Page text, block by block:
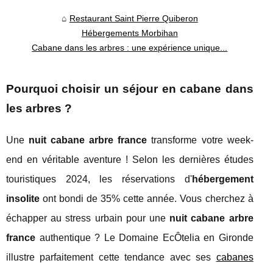
Restaurant Saint Pierre Quiberon
Hébergements Morbihan
Cabane dans les arbres : une expérience unique...
Pourquoi choisir un séjour en cabane dans
les arbres ?
Une nuit cabane arbre france transforme votre week-
end en véritable aventure ! Selon les dernières études
touristiques 2024, les réservations d'hébergement
insolite ont bondi de 35% cette année. Vous cherchez à
échapper au stress urbain pour une nuit cabane arbre
france authentique ? Le Domaine EcÔtelia en Gironde
illustre parfaitement cette tendance avec ses cabanes